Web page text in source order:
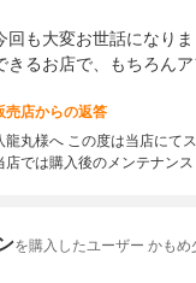
回も大変お世話になり
きるお店で、もちろん
売店からの返答
龍丸様へ この度は当店にて
店では購入後のメンテナン
を購入したユーザー かもめ